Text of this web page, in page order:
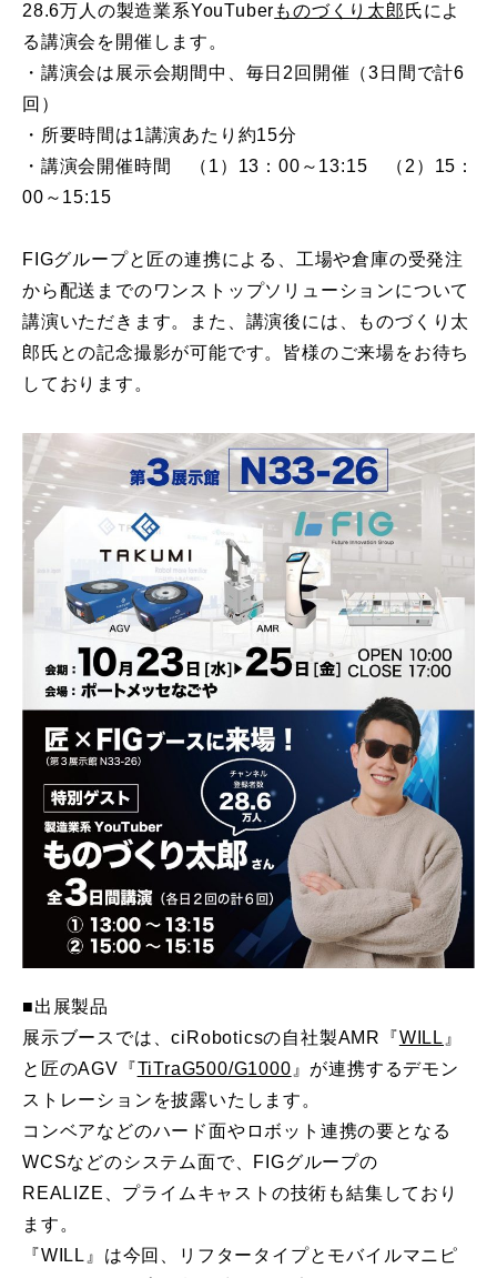
28.6万人の製造業系YouTuber ものづくり太郎氏によ
る講演会を開催します。
・講演会は展示会期間中、毎日2回開催（3日間で計6
回）
・所要時間は1講演あたり約15分
・講演会開催時間 （1）13：00～13:15 （2）15：
00～15:15
FIGグループと匠の連携による、工場や倉庫の受発注
から配送までのワンストップソリューションについて
講演いただきます。また、講演後には、ものづくり太
郎氏との記念撮影が可能です。皆様のご来場をお待ち
しております。
■出展製品
展示ブースでは、ciRoboticsの自社製AMR『WILL 』
と匠のAGV『TiTraG500/G1000 』が連携するデモン
ストレーションを披露いたします。
コンベアなどのハード面やロボット連携の要となる
WCSなどのシステム面で、FIGグループの
REALIZE、プライムキャストの技術も結集しており
ます。
『WILL』は今回、リフタータイプとモバイルマニピ